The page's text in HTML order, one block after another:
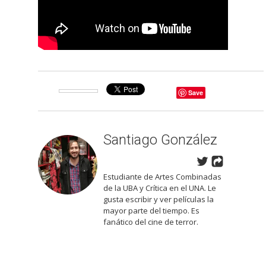
Save
Santiago González
Estudiante de Artes Combinadas
de la UBA y Crítica en el UNA. Le
gusta escribir y ver películas la
mayor parte del tiempo. Es
fanático del cine de terror.